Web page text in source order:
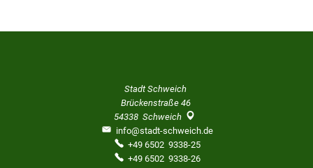
Stadt Schweich
Brückenstraße 46
54338 Schweich
info@stadt-schweich.de
+49 6502 9338-25
+49 6502 9338-26